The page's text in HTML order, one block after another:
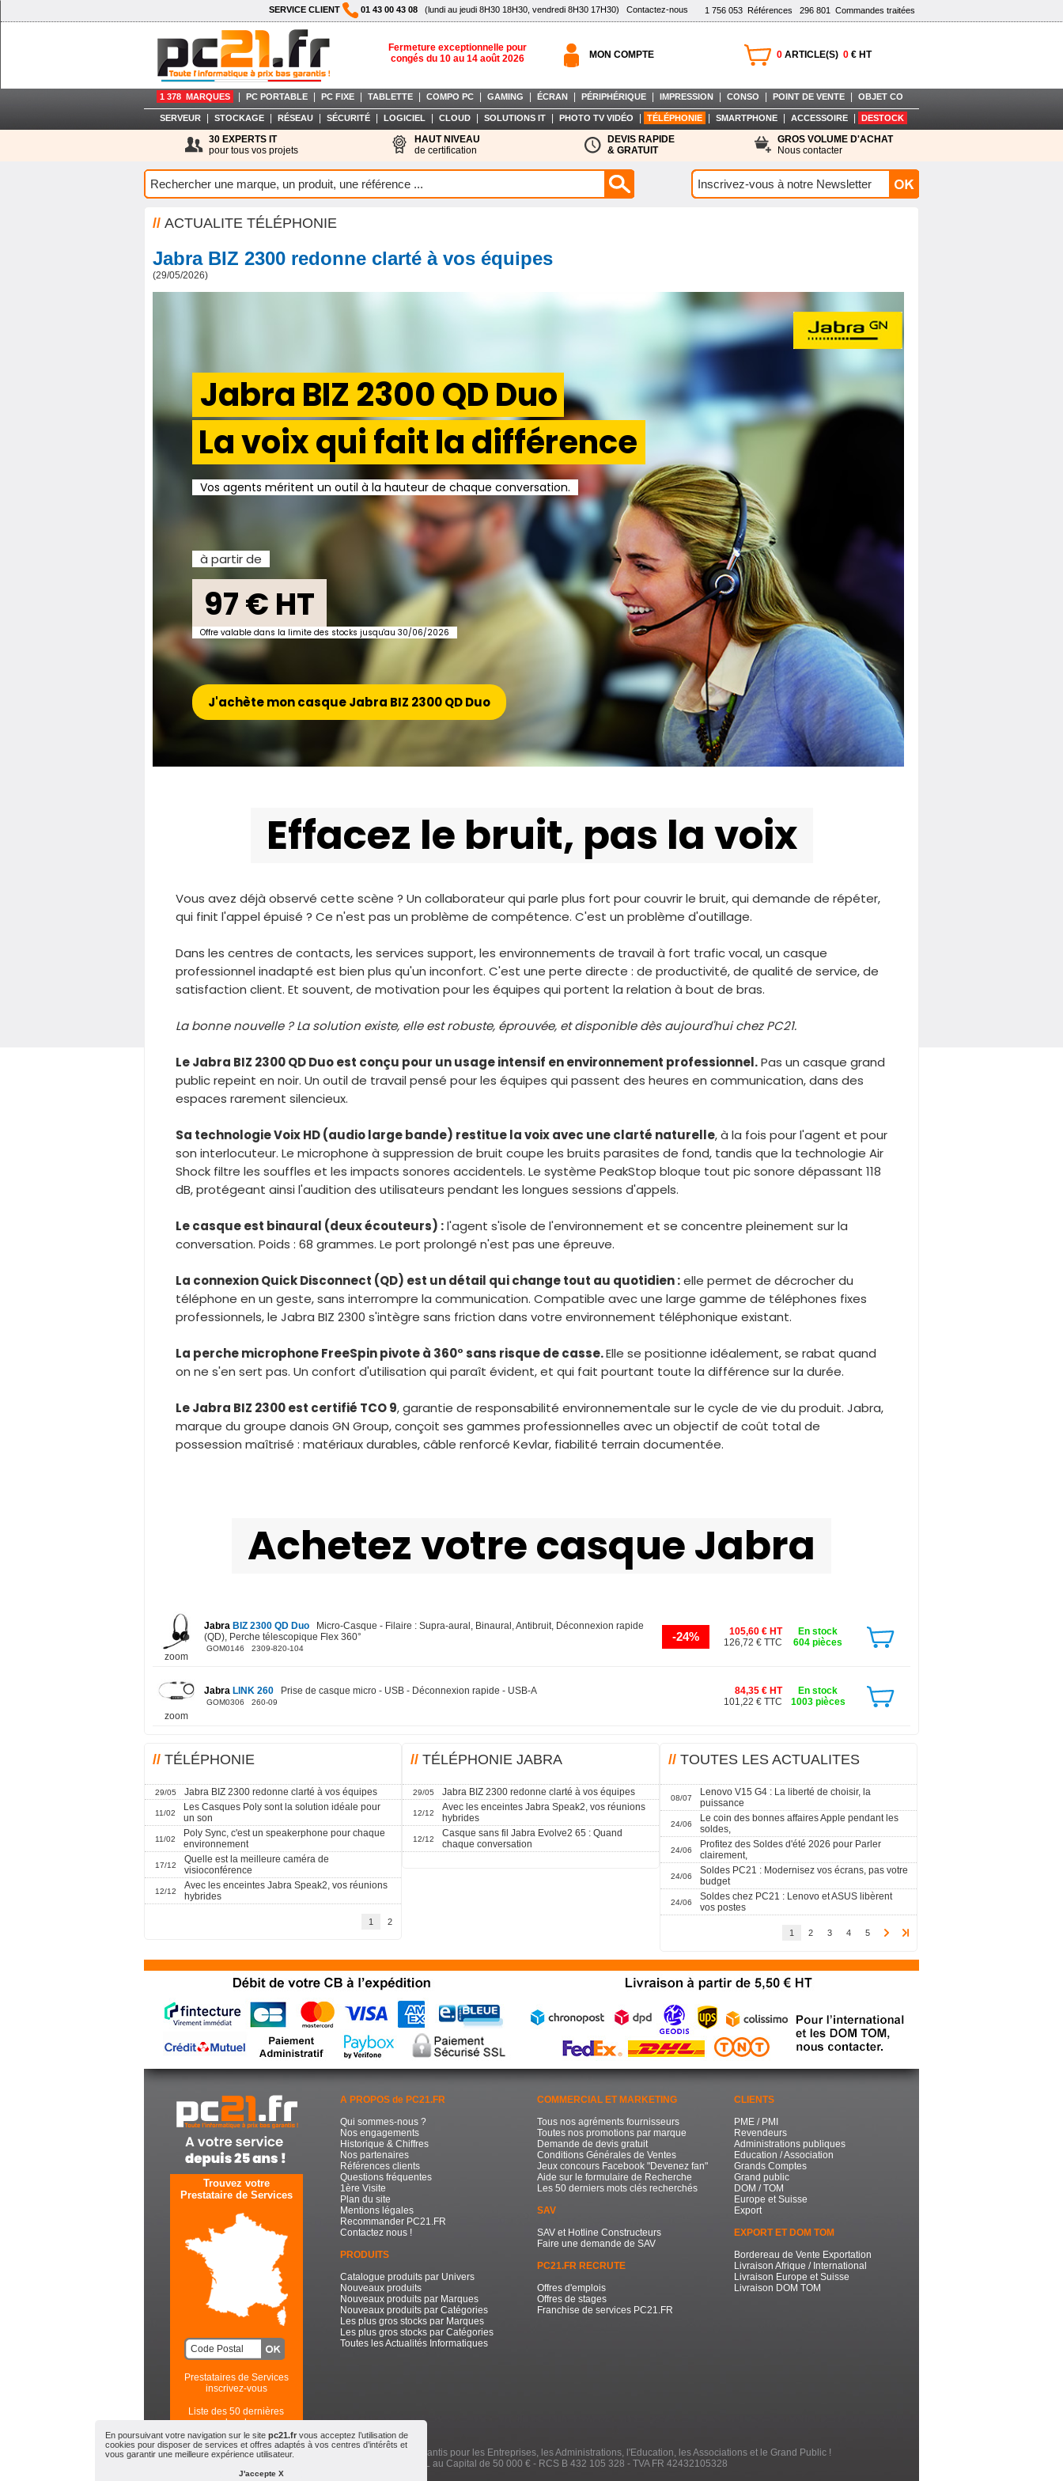
En poursuivant votre navigation sur le sitepc21.fr vous acceptez l’utilisation de
cookies pour disposer de services et offres adaptés à vos centres d’intérêts et
vous garantir une meilleure expérience utilisateur.
J'accepte X
1 756 053 Références 296 801 Commandes traitées
SERVICE CLIENT 01 43 00 43 08 (lundi au jeudi 8H30 18H30, vendredi 8H30 17H30) Contactez-nous
Fermeture exceptionnelle pour
congés du 10 au 14 août 2026
0 ARTICLE(S) 0 € HT
MON COMPTE
1 378 MARQUES PC PORTABLE PC FIXE TABLETTE COMPO PC GAMING ÉCRAN PÉRIPHÉRIQUE IMPRESSION CONSO POINT DE VENTE OBJET CO
SERVEUR STOCKAGE RÉSEAU SÉCURITÉ LOGICIEL CLOUD SOLUTIONS IT PHOTO TV VIDÉO TÉLÉPHONIE SMARTPHONE ACCESSOIRE DESTOCK
30 EXPERTS IT
pour tous vos projets
HAUT NIVEAU
de certification
DEVIS RAPIDE
& GRATUIT
GROS VOLUME D'ACHAT
Nous contacter
// ACTUALITE TÉLÉPHONIE
Jabra BIZ 2300 redonne clarté à vos équipes
(29/05/2026)
Jabra BIZ 2300 QD Duo
La voix qui fait la différence
Vos agents méritent un outil à la hauteur de chaque conversation.
à partir de
97 € HT
Offre valable dans la limite des stocks jusqu'au 30/06/2026
J'achète mon casque Jabra BIZ 2300 QD Duo
Effacez le bruit, pas la voix
Vous avez déjà observé cette scène ? Un collaborateur qui parle plus fort pour couvrir le bruit, qui demande de répéter,
qui finit l'appel épuisé ? Ce n'est pas un problème de compétence. C'est un problème d'outillage.
Dans les centres de contacts, les services support, les environnements de travail à fort trafic vocal, un casque
professionnel inadapté est bien plus qu'un inconfort. C'est une perte directe : de productivité, de qualité de service, de
satisfaction client. Et souvent, de motivation pour les équipes qui portent la relation à bout de bras.
La bonne nouvelle ? La solution existe, elle est robuste, éprouvée, et disponible dès aujourd'hui chez PC21.
Le Jabra BIZ 2300 QD Duo est conçu pour un usage intensif en environnement professionnel.Pas un casque grand
public repeint en noir. Un outil de travail pensé pour les équipes qui passent des heures en communication, dans des
espaces rarement silencieux.
Sa technologie Voix HD (audio large bande) restitue la voix avec une clarté naturelle, à la fois pour l'agent et pour
son interlocuteur. Le microphone à suppression de bruit coupe les bruits parasites de fond, tandis que la technologie Air
Shock filtre les souffles et les impacts sonores accidentels. Le système PeakStop bloque tout pic sonore dépassant 118
dB, protégeant ainsi l'audition des utilisateurs pendant les longues sessions d'appels.
Le casque est binaural (deux écouteurs) :l'agent s'isole de l'environnement et se concentre pleinement sur la
conversation. Poids : 68 grammes. Le port prolongé n'est pas une épreuve.
La connexion Quick Disconnect (QD) est un détail qui change tout au quotidien :elle permet de décrocher du
téléphone en un geste, sans interrompre la communication. Compatible avec une large gamme de téléphones fixes
professionnels, le Jabra BIZ 2300 s'intègre sans friction dans votre environnement téléphonique existant.
La perche microphone FreeSpin pivote à 360° sans risque de casse.Elle se positionne idéalement, se rabat quand
on ne s'en sert pas. Un confort d'utilisation qui paraît évident, et qui fait pourtant toute la différence sur la durée.
Le Jabra BIZ 2300 est certifié TCO 9, garantie de responsabilité environnementale sur le cycle de vie du produit. Jabra,
marque du groupe danois GN Group, conçoit ses gammes professionnelles avec un objectif de coût total de
possession maîtrisé : matériaux durables, câble renforcé Kevlar, fiabilité terrain documentée.
Achetez votre casque Jabra
zoom
Jabra BIZ 2300 QD Duo
Micro-Casque - Filaire : Supra-aural, Binaural, Antibruit, Déconnexion rapide
(QD), Perche télescopique Flex 360°
GOM0146 2309-820-104
-24%
105,60 € HT
126,72 € TTC
En stock
604 pièces
zoom
Jabra LINK 260 Prise de casque micro - USB - Déconnexion rapide - USB-A
GOM0306 260-09
84,35 € HT
101,22 € TTC
En stock
1003 pièces
// TÉLÉPHONIE
29/05 Jabra BIZ 2300 redonne clarté à vos équipes
11/02
Les Casques Poly sont la solution idéale pour
un son
11/02
Poly Sync, c'est un speakerphone pour chaque
environnement
17/12
Quelle est la meilleure caméra de
visioconférence
12/12
Avec les enceintes Jabra Speak2, vos réunions
hybrides
1 2
// TÉLÉPHONIE JABRA
29/05 Jabra BIZ 2300 redonne clarté à vos équipes
12/12
Avec les enceintes Jabra Speak2, vos réunions
hybrides
12/12
Casque sans fil Jabra Evolve2 65 : Quand
chaque conversation
// TOUTES LES ACTUALITES
08/07
Lenovo V15 G4 : La liberté de choisir, la
puissance
24/06
Le coin des bonnes affaires Apple pendant les
soldes,
24/06
Profitez des Soldes d'été 2026 pour Parler
clairement,
24/06
Soldes PC21 : Modernisez vos écrans, pas votre
budget
24/06
Soldes chez PC21 : Lenovo et ASUS libèrent
vos postes
1 2 3 4 5
Trouvez votre
Prestataire de Services
Prestataires de Services
inscrivez-vous
Liste des 50 dernières
recherches
A PROPOS de PC21.FR
Qui sommes-nous ?
Nos engagements
Historique & Chiffres
Nos partenaires
Références clients
Questions fréquentes
1ère Visite
Plan du site
Mentions légales
Recommander PC21.FR
Contactez nous !
PRODUITS
Catalogue produits par Univers
Nouveaux produits
Nouveaux produits par Marques
Nouveaux produits par Catégories
Les plus gros stocks par Marques
Les plus gros stocks par Catégories
Toutes les Actualités Informatiques
COMMERCIAL ET MARKETING
Tous nos agréments fournisseurs
Toutes nos promotions par marque
Demande de devis gratuit
Conditions Générales de Ventes
Jeux concours Facebook "Devenez fan"
Aide sur le formulaire de Recherche
Les 50 derniers mots clés recherchés
SAV
SAV et Hotline Constructeurs
Faire une demande de SAV
PC21.FR RECRUTE
Offres d'emplois
Offres de stages
Franchise de services PC21.FR
CLIENTS
PME / PMI
Revendeurs
Administrations publiques
Education / Association
Grands Comptes
Grand public
DOM / TOM
Europe et Suisse
Export
EXPORT ET DOM TOM
Bordereau de Vente Exportation
Livraison Afrique / International
Livraison Europe et Suisse
Livraison DOM TOM
PC21.FR - Toute l'Informatique à Prix Bas Garantis pour les Entreprises, les Administrations, l'Education, les Associations et le Grand Public !
© 2000 / 2026 - SARL au Capital de 50 000 € - RCS B 432 105 328 - TVA FR 42432105328